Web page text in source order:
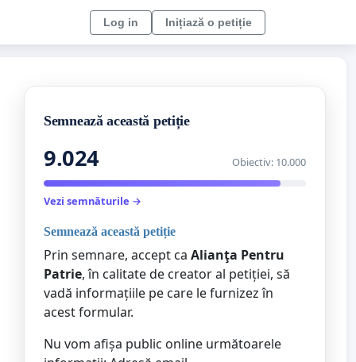
Log in Inițiază o petiție
Semnează această petiție
9.024 Obiectiv: 10.000
Vezi semnăturile →
Semnează această petiție
Prin semnare, accept ca Alianţa Pentru
Patrie, în calitate de creator al petiției, să
vadă informațiile pe care le furnizez în
acest formular.
Nu vom afișa public online următoarele